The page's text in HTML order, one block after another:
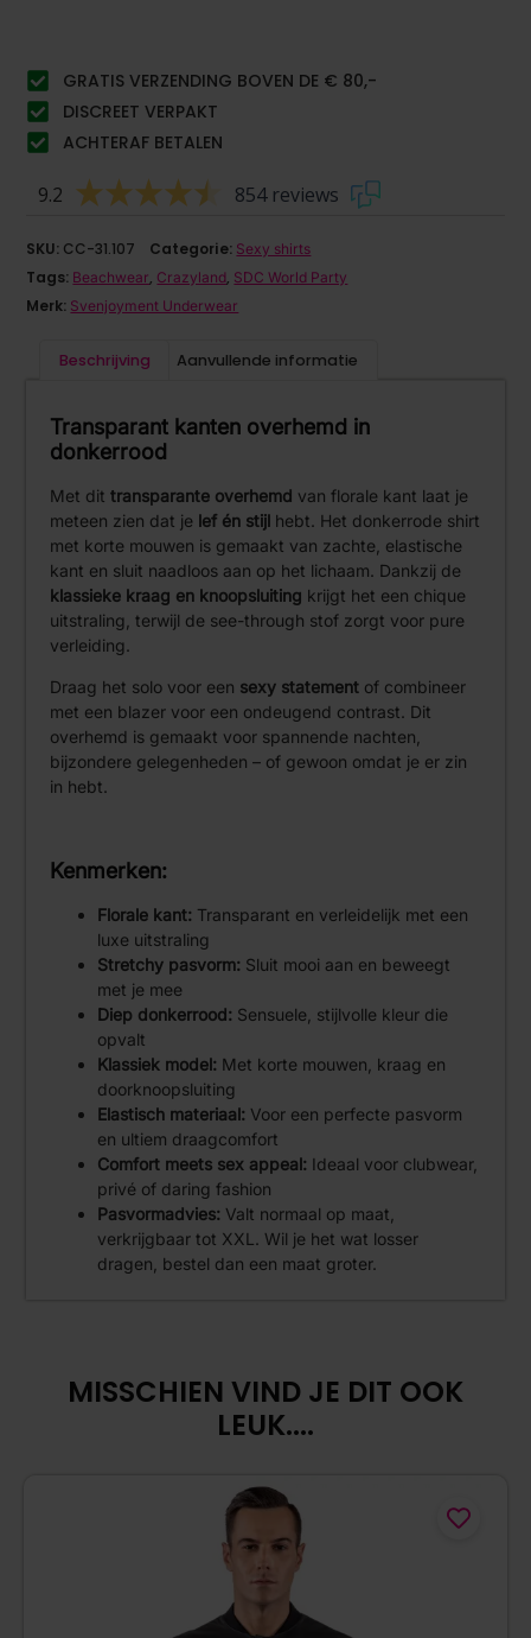
GRATIS VERZENDING BOVEN DE € 80,-
DISCREET VERPAKT
ACHTERAF BETALEN
9.2 854 reviews
SKU: CC-31.107 Categorie: Sexy shirts
Tags: Beachwear, Crazyland, SDC World Party
Merk: Svenjoyment Underwear
Beschrijving Aanvullende informatie
Transparant kanten overhemd in
donkerrood
Met dittransparante overhemd van florale kant laat je
meteen zien dat je lef én stijl hebt. Het donkerrode shirt
met korte mouwen is gemaakt van zachte, elastische
kant en sluit naadloos aan op het lichaam. Dankzij de
klassieke kraag en knoopsluiting krijgt het een chique
uitstraling, terwijl de see-through stof zorgt voor pure
verleiding.
Draag het solo voor een sexy statement of combineer
met een blazer voor een ondeugend contrast. Dit
overhemd is gemaakt voor spannende nachten,
bijzondere gelegenheden – of gewoon omdat je er zin
in hebt.
Kenmerken:
Florale kant: Transparant en verleidelijk met een
luxe uitstraling
Stretchy pasvorm: Sluit mooi aan en beweegt
met je mee
Diep donkerrood: Sensuele, stijlvolle kleur die
opvalt
Klassiek model: Met korte mouwen, kraag en
doorknoopsluiting
Elastisch materiaal: Voor een perfecte pasvorm
en ultiem draagcomfort
Comfort meets sex appeal: Ideaal voor clubwear,
privé of daring fashion
Pasvormadvies: Valt normaal op maat,
verkrijgbaar tot XXL. Wil je het wat losser
dragen, bestel dan een maat groter.
MISSCHIEN VIND JE DIT OOK
LEUK....